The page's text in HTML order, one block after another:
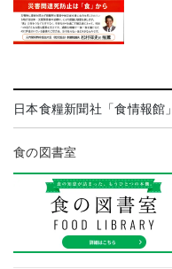
日本食糧新聞社「食情報館」
食の図書室